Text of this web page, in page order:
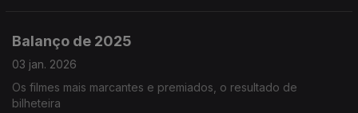
Balanço de 2025
03 jan. 2026
Os filmes mais marcantes e premiados, o resultado de
bilheteira